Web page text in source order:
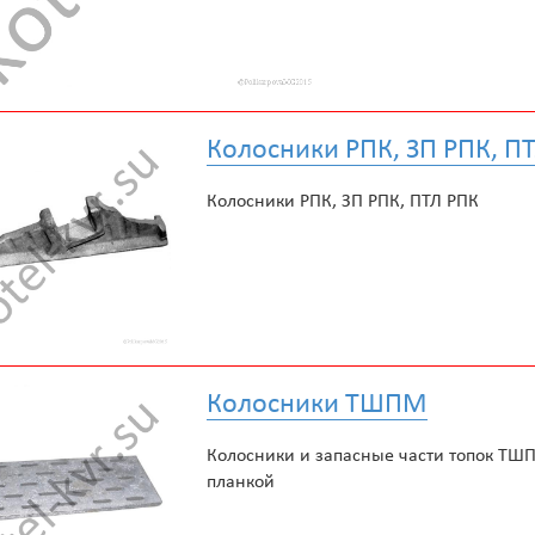
Колосники РПК, ЗП РПК,
Колосники РПК, ЗП РПК, ПТЛ РПК
Колосники ТШПМ
Колосники и запасные части топок
планкой